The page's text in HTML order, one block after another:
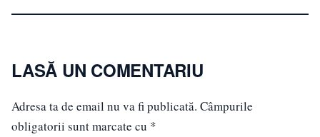
LASĂ UN COMENTARIU
Adresa ta de email nu va fi publicată. Câmpurile
obligatorii sunt marcate cu *